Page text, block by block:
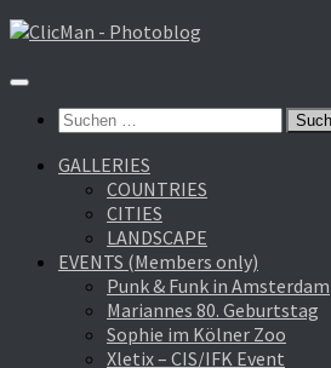
Zum
springen
Suchen
GALLERIES
COUNTRIES
CITIES
LANDSCAPE
EVENTS (Members only)
Punk & Funk in Amsterdam
Mariannes 80. Geburtstag
Sophie im Kölner Zoo
Xletix – CIS/IFK Event